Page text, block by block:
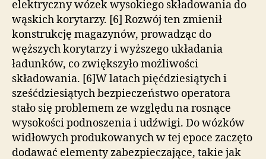
elektryczny wózek wysokiego składowania do
wąskich korytarzy. [6] Rozwój ten zmienił
konstrukcję magazynów, prowadząc do
węższych korytarzy i wyższego układania
ładunków, co zwiększyło możliwości
składowania. [6]W latach pięćdziesiątych i
sześćdziesiątych bezpieczeństwo operatora
stało się problemem ze względu na rosnące
wysokości podnoszenia i udźwigi. Do wózków
widłowych produkowanych w tej epoce zaczęto
dodawać elementy zabezpieczające, takie jak